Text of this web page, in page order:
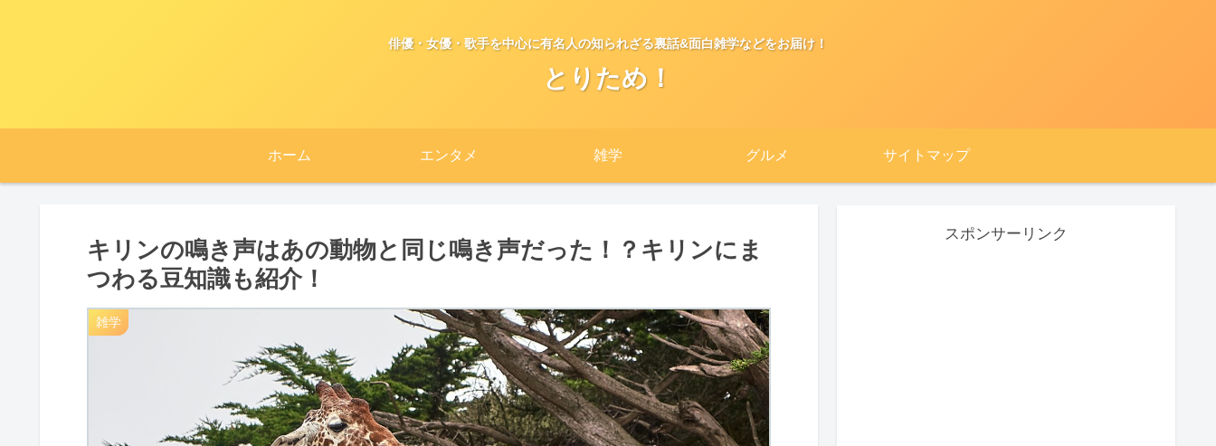
俳優・女優・歌手を中心に有名人の知られざる裏話&面白雑学などをお届け！
とりため！
ホーム エンタメ 雑学 グルメ サイトマップ
キリンの鳴き声はあの動物と同じ鳴き声だった！？キリンにま
つわる豆知識も紹介！
雑学
スポンサーリンク